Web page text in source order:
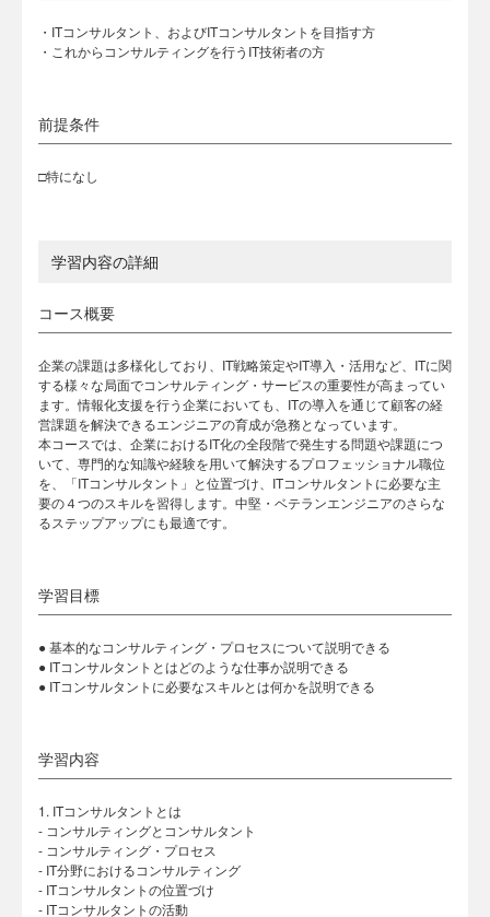
・ITコンサルタント、およびITコンサルタントを目指す方
・これからコンサルティングを行うIT技術者の方
前提条件
□特になし
学習内容の詳細
コース概要
企業の課題は多様化しており、IT戦略策定やIT導入・活用など、ITに関
する様々な局面でコンサルティング・サービスの重要性が高まってい
ます。情報化支援を行う企業においても、ITの導入を通じて顧客の経
営課題を解決できるエンジニアの育成が急務となっています。
本コースでは、企業におけるIT化の全段階で発生する問題や課題につ
いて、専門的な知識や経験を用いて解決するプロフェッショナル職位
を、「ITコンサルタント」と位置づけ、ITコンサルタントに必要な主
要の４つのスキルを習得します。中堅・ベテランエンジニアのさらな
るステップアップにも最適です。
学習目標
● 基本的なコンサルティング・プロセスについて説明できる
● ITコンサルタントとはどのような仕事か説明できる
● ITコンサルタントに必要なスキルとは何かを説明できる
学習内容
1. ITコンサルタントとは
- コンサルティングとコンサルタント
- コンサルティング・プロセス
- IT分野におけるコンサルティング
- ITコンサルタントの位置づけ
- ITコンサルタントの活動